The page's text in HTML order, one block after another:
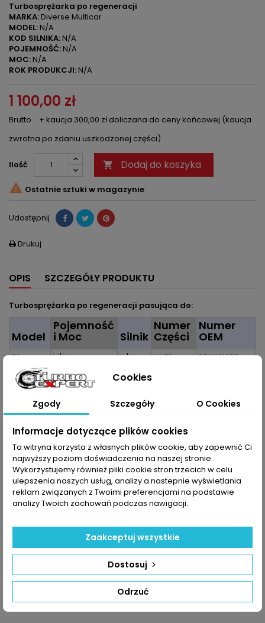
Turbosprężarka po regeneracji
MARKA:Diverse Multicar
MODEL:N/A
KOD SILNIKA:N/A
POJEMNOŚĆ:N/A
MOC:N/A
ROK PRODUKCJI:N/A
1 100,00 zł
Brutto
+ kaucja 300,00 zł doliczana do ceny końcowej (kaucja
zwrotna po zdaniu uszkodzonej części)
Ilość  Dodaj do koszyka
 Ostatnie sztuki w magazynie
Udostępnij
 Drukuj
OPIS SZCZEGÓŁY PRODUKTU
Turbosprężarka po regeneracji pasująca do:
Model
Pojemność
i Moc Silnik
Numer
Części
Numer
OEM
Diverse
Multicar
N/A
N/A N/A
VA72
VA720805
VA722110
35242125F
F41CAYS0046B
Dane zawarte w tabeli mogą odbiegać od rzeczywistości.
Dokładamy wszelkich starań aby jednak tak nie było.
Najlepszym kryterium doboru części jest sprawdzenie
numerów producenta na uszkodzonej części.
Cookies
Zgody Szczegóły O Cookies
Informacje dotyczące plików cookies
Ta witryna korzysta z własnych plików cookie, aby zapewnić Ci
najwyższy poziom doświadczenia na naszej stronie .
Wykorzystujemy również pliki cookie stron trzecich w celu
ulepszenia naszych usług, analizy a nastepnie wyświetlania
reklam związanych z Twoimi preferencjami na podstawie
analizy Twoich zachowań podczas nawigacji.
Odrzuć
Dostosuj
Zaakceptuj wszystkie